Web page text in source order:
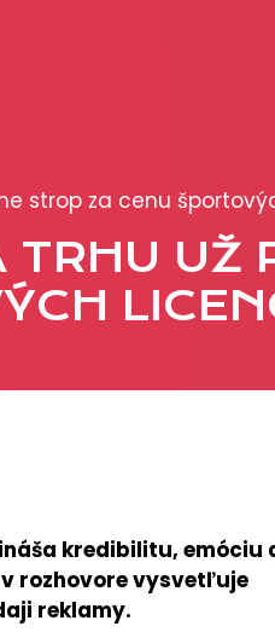
formátoch
Obchodné podmienky
Prezentácia 2026
strop za cenu
TRHU UŽ
kredibilitu, emóciu
rozhovore vysvetľuje
reklamy.